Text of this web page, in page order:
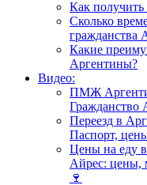
Как
Сколько
гражданства
Какие
Аргентины?
Видео:
ПМЖ
Гражданство
Переезд в
Паспорт,
Цены на еду
Айрес: цены,
🍷